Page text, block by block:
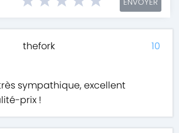
thefork
sympathique, excellent
prix !
10